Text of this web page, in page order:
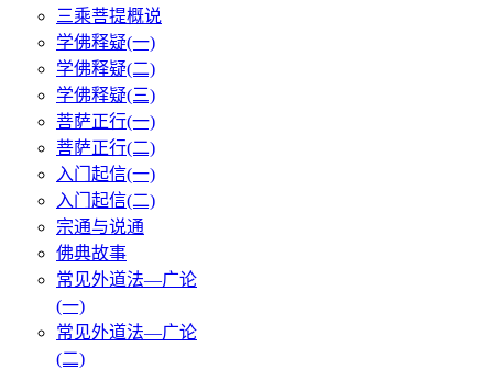
三乘菩提概说
学佛释疑(一)
学佛释疑(二)
学佛释疑(三)
菩萨正行(一)
菩萨正行(二)
入门起信(一)
入门起信(二)
宗通与说通
佛典故事
常见外道法—广论
(一)
常见外道法—广论
(二)